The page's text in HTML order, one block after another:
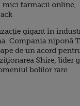
mici farmacii online,
gigant în
Compania niponă
de un acord
Shire, lider
bolilor rare